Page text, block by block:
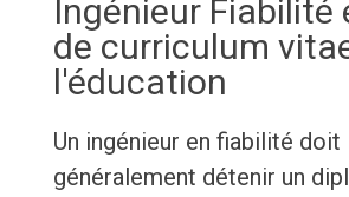
Ingénieur Fiabilité
de curriculum
l'éducation
Un ingénieur en fiabilité doit
généralement détenir un